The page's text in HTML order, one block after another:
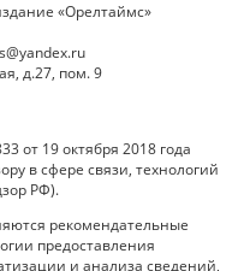
«Орелтаймс»
д.27, пом. 9
от 19 октября 2018 года
в сфере связи, технологий
РФ).
рекомендательные
предоставления
и анализа сведений,